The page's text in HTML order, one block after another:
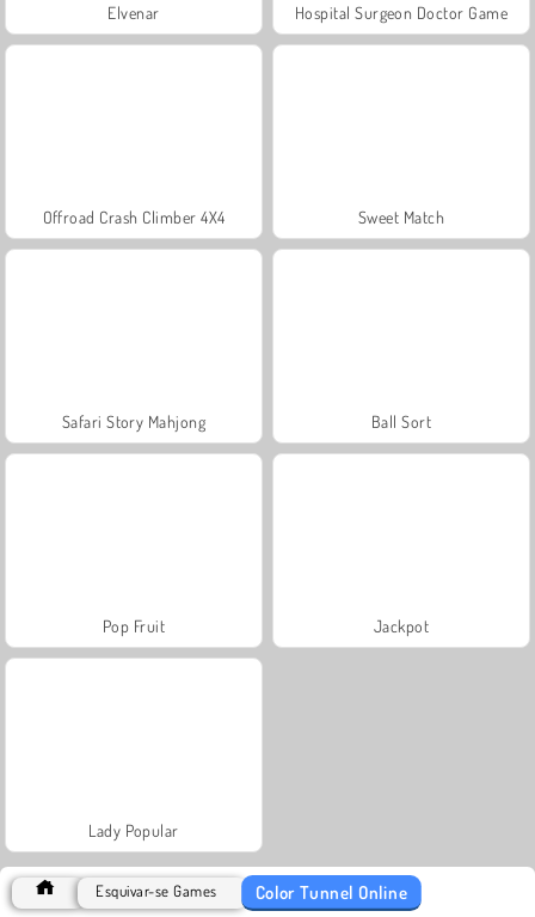
Elvenar Hospital Surgeon Doctor Game
Offroad Crash Climber 4X4 Sweet Match
Safari Story Mahjong Ball Sort
Pop Fruit Jackpot
Lady Popular
Esquivar-se Games Color Tunnel Online